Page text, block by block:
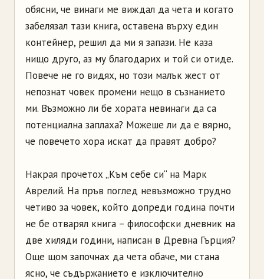
обясни, че винаги ме виждал да чета и когато
забелязал тази книга, оставена върху един
контейнер, решил да ми я запази. Не каза
нищо друго, аз му благодарих и той си отиде.
Повече не го видях, но този малък жест от
непознат човек промени нещо в съзнанието
ми. Възможно ли бе хората невинаги да са
потенциална заплаха? Можеше ли да е вярно,
че повечето хора искат да правят добро?
Накрая прочетох „Към себе си“ на Марк
Аврелий. На пръв поглед невъзможно трудно
четиво за човек, който допреди година почти
не бе отварял книга – философски дневник на
две хиляди години, написан в Древна Гърция?
Още щом започнах да чета обаче, ми стана
ясно, че съдържанието е изключително